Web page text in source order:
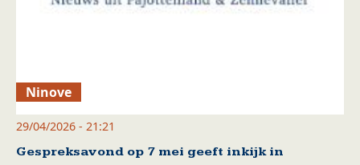
Ninove
29/04/2026 - 21:21
Gespreksavond op 7 mei geeft inkijk in